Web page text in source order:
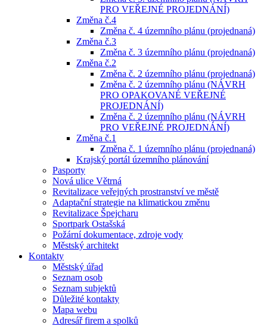
PRO VEŘEJNÉ PROJEDNÁNÍ)
Změna č.4
Změna č. 4 územního plánu (projednaná)
Změna č.3
Změna č. 3 územního plánu (projednaná)
Změna č.2
Změna č. 2 územního plánu (projednaná)
Změna č. 2 územního plánu (NÁVRH
PRO OPAKOVANÉ VEŘEJNÉ
PROJEDNÁNÍ)
Změna č. 2 územního plánu (NÁVRH
PRO VEŘEJNÉ PROJEDNÁNÍ)
Změna č.1
Změna č. 1 územního plánu (projednaná)
Krajský portál územního plánování
Pasporty
Nová ulice Větrná
Revitalizace veřejných prostranství ve městě
Adaptační strategie na klimatickou změnu
Revitalizace Špejcharu
Sportpark Ostašská
Požární dokumentace, zdroje vody
Městský architekt
Kontakty
Městský úřad
Seznam osob
Seznam subjektů
Důležité kontakty
Mapa webu
Adresář firem a spolků